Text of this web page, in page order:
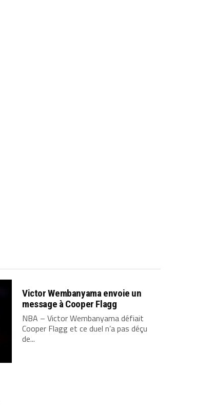
Victor Wembanyama envoie un
message à Cooper Flagg
NBA – Victor Wembanyama défiait
Cooper Flagg et ce duel n’a pas déçu
de...